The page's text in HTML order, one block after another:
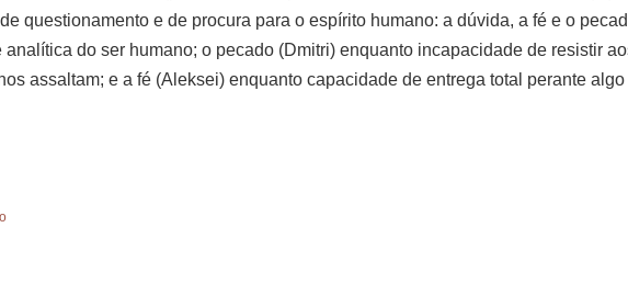
questionamento e de procura para o espírito humano: a dúvida, a fé e o
do ser humano; o pecado (Dmitri) enquanto incapacidade de resistir
assaltam; e a fé (Aleksei) enquanto capacidade de entrega total perante